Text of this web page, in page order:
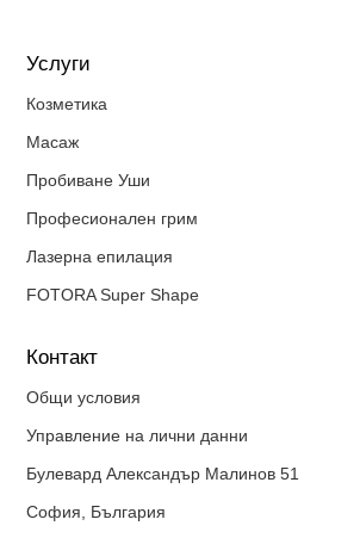
Услуги
Козметика
Масаж
Пробиване Уши
Професионален грим
Лазерна епилация
FOTORA Super Shape
Контакт
Общи условия
Управление на лични данни
Булевард Александър Малинов 51
София, България